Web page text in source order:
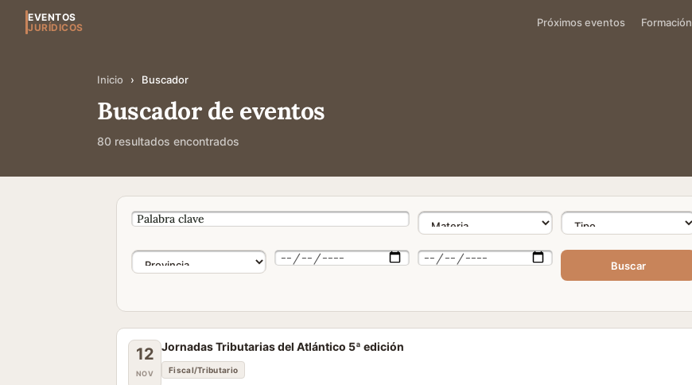
EVENTOS
JURÍDICOS
Próximos eventos Formación
Inicio › Buscador
Buscador de eventos
80 resultados encontrados
Buscar
12
NOV
Jornadas Tributarias del Atlántico 5ª edición
Fiscal/Tributario